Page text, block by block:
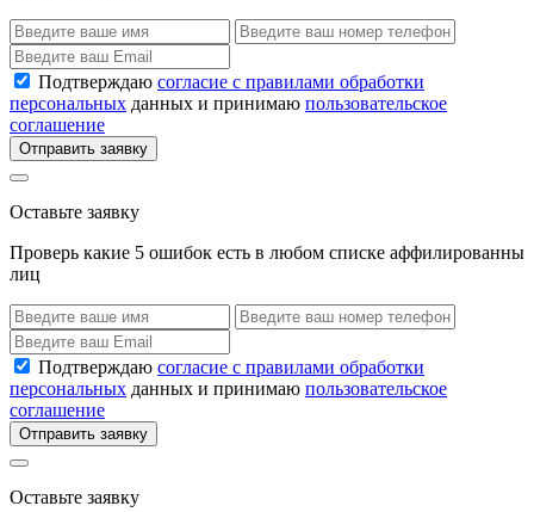
Подтверждаю согласие с правилами обработки
персональных данных и принимаю пользовательское
соглашение
Отправить заявку
Оставьте заявку
Проверь какие 5 ошибок есть в любом списке аффилированны
лиц
Подтверждаю согласие с правилами обработки
персональных данных и принимаю пользовательское
соглашение
Отправить заявку
Оставьте заявку